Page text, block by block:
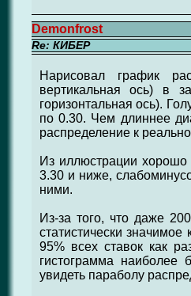
Demonfrost
Re: КИБЕР
Нарисовал график
вертикальная ось) в
горизонтальная ось).
по 0.30. Чем длиннее
распределение к
Из иллюстрации
3.30 и ниже,
ними.
Из-за того, что даже
статистически
95% всех ставок как
гистограмма
увидеть параболу